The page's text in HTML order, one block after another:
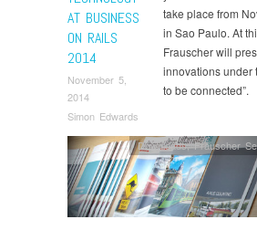
AT BUSINESS
ON RAILS
2014
November 5,
2014
Simon Edwards
take place from
in Sao Paulo. At
Frauscher will
innovations under
to be connected”.
Downloads,Frauscher